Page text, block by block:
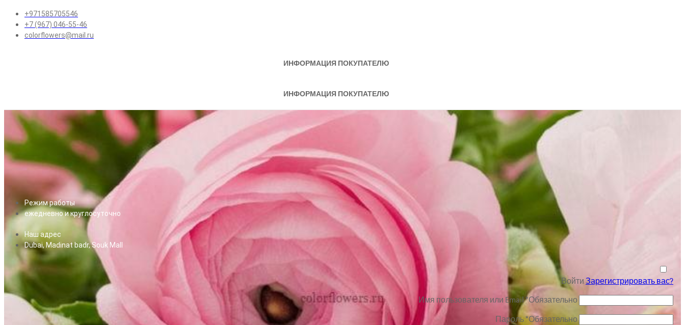
+971585705546
+7 (967) 046-55-46
colorflowers@mail.ru
ИНФОРМАЦИЯ ПОКУПАТЕЛЮ
ИНФОРМАЦИЯ ПОКУПАТЕЛЮ
Режим работы
ежедневно и круглосуточно
Наш адрес
Dubai, Madinat badr, Souk Mall
ВойтиЗарегистрировать вас?
Имя пользователя или Email*Обязательно
Пароль*Обязательно